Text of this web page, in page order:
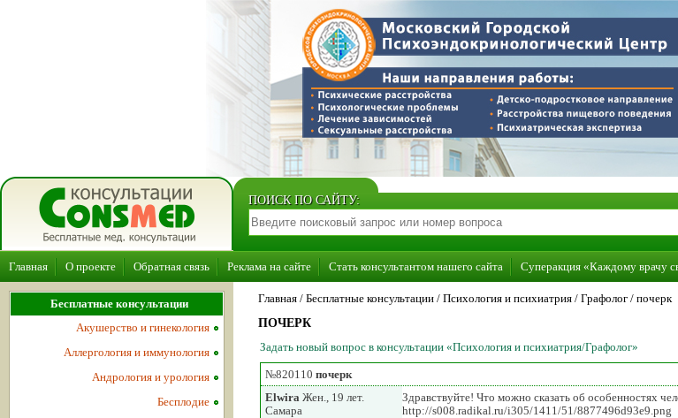
ПОИСК ПО САЙТУ:
Главная О проекте Обратная связь Реклама на сайте Стать консультантом нашего сайта Суперакция «Каждому врачу
Главная / Бесплатные консультации / Психология и психиатрия / Графолог / почерк
ПОЧЕРК
Задать новый вопрос в консультации «Психология и психиатрия/Графолог»
№820110 почерк
Elwira Жен., 19 лет.
Самара
Здравствуйте! Что можно сказать об особенностях
http://s008.radikal.ru/i305/1411/51/8877496d93e9.png
Бесплатные консультации
Акушерство и гинекология
Аллергология и иммунология
Андрология и урология
Бесплодие